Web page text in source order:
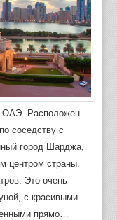
ОАЭ. Расположен
соседству с
город Шарджа,
центром страны.
Это очень
с красивыми
прямо…